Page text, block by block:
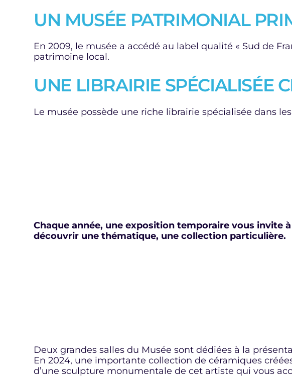
UN MUSÉE PATRIMONIAL
En 2009, le musée a accédé au label qualité « Sud de
patrimoine local.
UNE LIBRAIRIE SPÉCIALISÉE
Le musée possède une riche librairie spécialisée dans
Chaque année, une exposition temporaire vous invite à
découvrir une thématique, une collection particulière.
Deux grandes salles du Musée sont dédiées à la
En 2024, une importante collection de céramiques
d’une sculpture monumentale de cet artiste qui vous